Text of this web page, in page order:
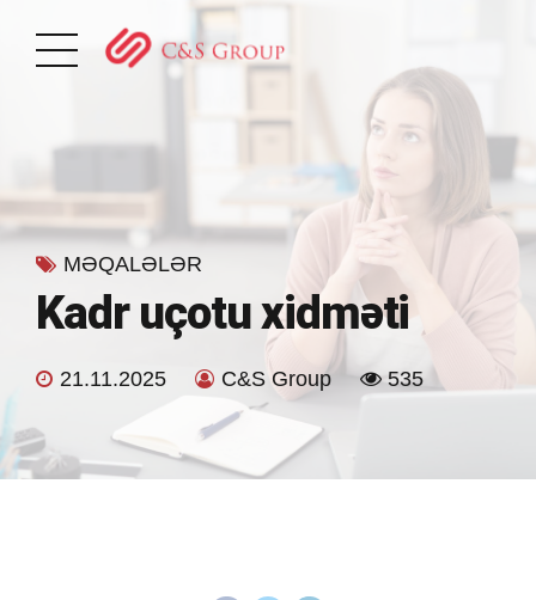
MƏQALƏLƏR
Kadr uçotu xidməti
21.11.2025 C&S Group 535